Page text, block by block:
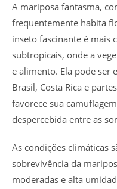
A mariposa fantasma,
frequentemente habita
inseto fascinante é mais
subtropicais, onde a
e alimento. Ela pode ser
Brasil, Costa Rica e
favorece sua
despercebida entre as
As condições climáticas
sobrevivência da
moderadas e alta